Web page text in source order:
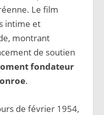
Le film
intime et
montrant
de soutien
fondateur
.
de février 1954,